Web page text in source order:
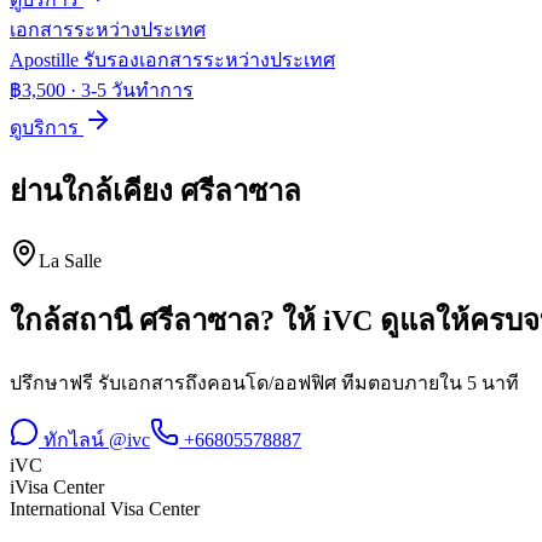
เอกสารระหว่างประเทศ
Apostille รับรองเอกสารระหว่างประเทศ
฿3,500 · 3-5 วันทำการ
ดูบริการ
ย่านใกล้เคียง ศรีลาซาล
La Salle
ใกล้สถานี ศรีลาซาล? ให้ iVC ดูแลให้ครบ
ปรึกษาฟรี รับเอกสารถึงคอนโด/ออฟฟิศ ทีมตอบภายใน 5 นาที
ทักไลน์ @ivc
+66805578887
iVC
iVisa Center
International Visa Center